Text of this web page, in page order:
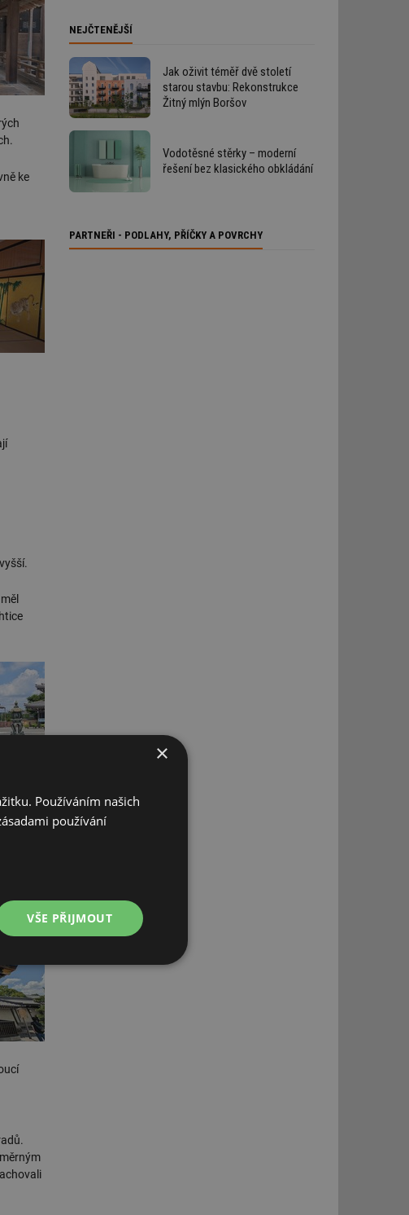
ke
NEJČTENĚJŠÍ
Jak oživit téměř dvě století
starou stavbu: Rekonstrukce
Žitný mlýn Boršov
Vodotěsné stěrky – moderní
řešení bez klasického obkládání
PARTNEŘI - PODLAHY, PŘÍČKY A POVRCHY
×
Používáním našich
používání
VŠE PŘIJMOUT
Nezařazené